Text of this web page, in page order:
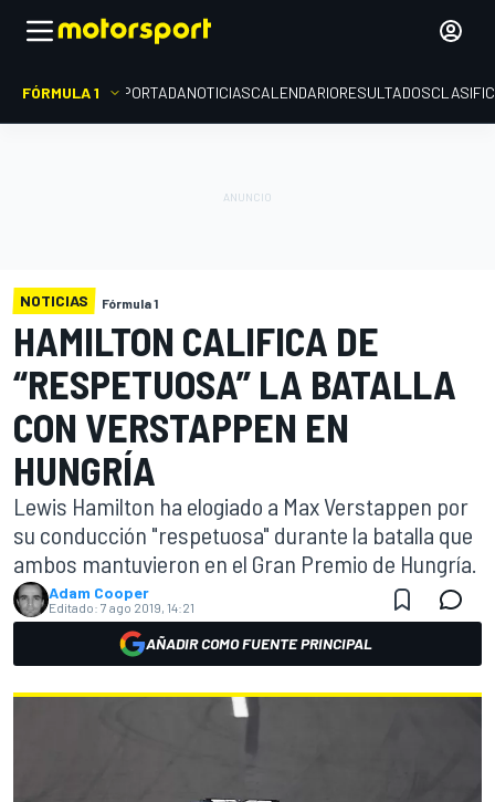
FÓRMULA 1 PORTADANOTICIASCALENDARIORESULTADOS
NOTICIAS Fórmula 1
HAMILTON CALIFICA DE
“RESPETUOSA” LA BATALLA
CON VERSTAPPEN EN
HUNGRÍA
Lewis Hamilton ha elogiado a Max Verstappen por
su conducción "respetuosa" durante la batalla que
ambos mantuvieron en el Gran Premio de Hungría.
Adam Cooper
Editado: 7 ago 2019, 14:21
AÑADIR COMO FUENTE PRINCIPAL